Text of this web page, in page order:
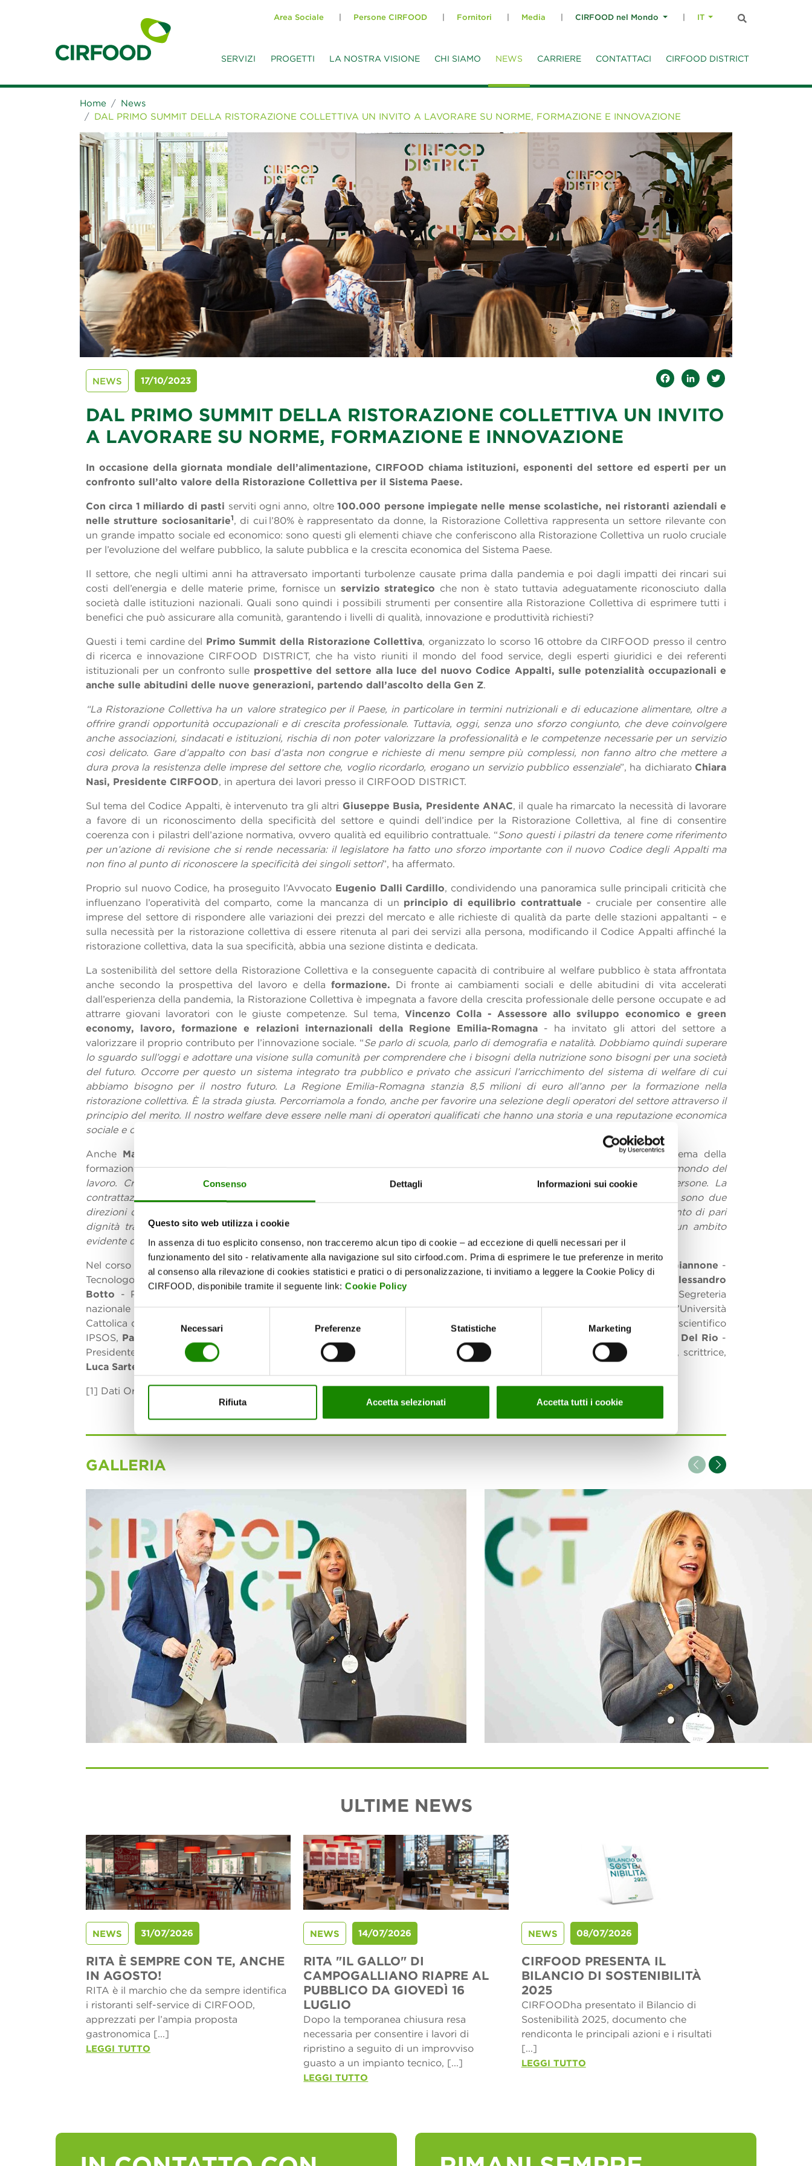
Consenso Dettagli Informazioni sui cookie
Questo sito web utilizza i cookie
In assenza di tuo esplicito consenso, non tracceremo alcun tipo di cookie – ad eccezione di quelli necessari per il
funzionamento del sito - relativamente alla navigazione sul sito cirfood.com. Prima di esprimere le tue preferenze in merito
al consenso alla rilevazione di cookies statistici e pratici o di personalizzazione, ti invitiamo a leggere la Cookie Policy di
CIRFOOD, disponibile tramite il seguente link: Cookie Policy
del
consenso
Necessari Preferenze Statistiche Marketing
Rifiuta Accetta selezionati Accetta tutti i cookie
Area Sociale Persone CIRFOOD Fornitori Media CIRFOOD nel Mondo IT
SERVIZI PROGETTI LA NOSTRA VISIONE CHI SIAMO NEWS CARRIERE CONTATTACI CIRFOOD DISTRICT
Home
News
DAL PRIMO SUMMIT DELLA RISTORAZIONE COLLETTIVA UN INVITO A LAVORARE SU NORME, FORMAZIONE E INNOVAZIONE
Facebook
LinkedInTwitter
NEWS 17/10/2023
DAL PRIMO SUMMIT DELLA RISTORAZIONE COLLETTIVA UN INVITO
A LAVORARE SU NORME, FORMAZIONE E INNOVAZIONE
In occasione della giornata mondiale dell’alimentazione, CIRFOOD chiama istituzioni, esponenti del settore ed esperti per un
confronto sull’alto valore della Ristorazione Collettiva per il Sistema Paese.
Con circa 1 miliardo di pasti serviti ogni anno, oltre100.000 persone impiegate nelle mense scolastiche, nei ristoranti aziendali e
nelle strutture sociosanitarie1, di cui l’80% è rappresentato da donne, la Ristorazione Collettiva rappresenta un settore rilevante con
un grande impatto sociale ed economico: sono questi gli elementi chiave che conferiscono alla Ristorazione Collettiva un ruolo cruciale
per l’evoluzione del welfare pubblico, la salute pubblica e la crescita economica del Sistema Paese.
Il settore, che negli ultimi anni ha attraversato importanti turbolenze causate prima dalla pandemia e poi dagli impatti dei rincari sui
costi dell’energia e delle materie prime, fornisce un servizio strategico che non è stato tuttavia adeguatamente riconosciuto dalla
società dalle istituzioni nazionali. Quali sono quindi i possibili strumenti per consentire alla Ristorazione Collettiva di esprimere tutti i
benefici che può assicurare alla comunità, garantendo i livelli di qualità, innovazione e produttività richiesti?
Questi i temi cardine del Primo Summit della Ristorazione Collettiva, organizzato lo scorso 16 ottobre da CIRFOOD presso il centro
di ricerca e innovazione CIRFOOD DISTRICT, che ha visto riuniti il mondo del food service, degli esperti giuridici e dei referenti
istituzionali per un confronto sulle prospettive del settore alla luce del nuovo Codice Appalti, sulle potenzialità occupazionali e
anche sulle abitudini delle nuove generazioni, partendo dall’ascolto della Gen Z.
“La Ristorazione Collettiva ha un valore strategico per il Paese, in particolare in termini nutrizionali e di educazione alimentare, oltre a
offrire grandi opportunità occupazionali e di crescita professionale. Tuttavia, oggi, senza uno sforzo congiunto, che deve coinvolgere
anche associazioni, sindacati e istituzioni, rischia di non poter valorizzare la professionalità e le competenze necessarie per un servizio
così delicato. Gare d’appalto con basi d’asta non congrue e richieste di menu sempre più complessi, non fanno altro che mettere a
dura prova la resistenza delle imprese del settore che, voglio ricordarlo, erogano un servizio pubblico essenziale”, ha dichiarato Chiara
Nasi, Presidente CIRFOOD, in apertura dei lavori presso il CIRFOOD DISTRICT.
Sul tema del Codice Appalti, è intervenuto tra gli altri Giuseppe Busia, Presidente ANAC, il quale ha rimarcato la necessità di lavorare
a favore di un riconoscimento della specificità del settore e quindi dell’indice per la Ristorazione Collettiva, al fine di consentire
coerenza con i pilastri dell’azione normativa, ovvero qualità ed equilibrio contrattuale. “Sono questi i pilastri da tenere come riferimento
per un’azione di revisione che si rende necessaria: il legislatore ha fatto uno sforzo importante con il nuovo Codice degli Appalti ma
non fino al punto di riconoscere la specificità dei singoli settori”, ha affermato.
Proprio sul nuovo Codice, ha proseguito l’Avvocato Eugenio Dalli Cardillo, condividendo una panoramica sulle principali criticità che
influenzano l’operatività del comparto, come la mancanza di un principio di equilibrio contrattuale - cruciale per consentire alle
imprese del settore di rispondere alle variazioni dei prezzi del mercato e alle richieste di qualità da parte delle stazioni appaltanti – e
sulla necessità per la ristorazione collettiva di essere ritenuta al pari dei servizi alla persona, modificando il Codice Appalti affinché la
ristorazione collettiva, data la sua specificità, abbia una sezione distinta e dedicata.
La sostenibilità del settore della Ristorazione Collettiva e la conseguente capacità di contribuire al welfare pubblico è stata affrontata
anche secondo la prospettiva del lavoro e della formazione. Di fronte ai cambiamenti sociali e delle abitudini di vita accelerati
dall’esperienza della pandemia, la Ristorazione Collettiva è impegnata a favore della crescita professionale delle persone occupate e ad
attrarre giovani lavoratori con le giuste competenze. Sul tema,Vincenzo Colla - Assessore allo sviluppo economico e green
economy, lavoro, formazione e relazioni internazionali della Regione Emilia-Romagna - ha invitato gli attori del settore a
valorizzare il proprio contributo per l’innovazione sociale. “Se parlo di scuola, parlo di demografia e natalità. Dobbiamo quindi superare
lo sguardo sull’oggi e adottare una visione sulla comunità per comprendere che i bisogni della nutrizione sono bisogni per una società
del futuro. Occorre per questo un sistema integrato tra pubblico e privato che assicuri l’arricchimento del sistema di welfare di cui
abbiamo bisogno per il nostro futuro. La Regione Emilia-Romagna stanzia 8,5 milioni di euro all’anno per la formazione nella
ristorazione collettiva. È la strada giusta. Percorriamola a fondo, anche per favorire una selezione degli operatori del settore attraverso il
principio del merito. Il nostro welfare deve essere nelle mani di operatori qualificati che hanno una storia e una reputazione economica
sociale e contrattuale”.
Anche Maurizio Lupi, Deputato, Presidente dell’intergruppo parlamentare per la sussidiarietà
, è intervenuto sul tema della
formazione richiamando il lavoro svolto in sede parlamentare.“Il Covid ha cambiato le prospettive di tutti e ha cambiato il mondo del
lavoro. Credo che oggi sia necessario consentire alle imprese di valorizzare la risorsa rappresentata dalle proprie persone. La
contrattazione collettiva, per un modello sussidiario, e l’intervento dello Stato per una riforma a favore della formazione sono due
direzioni di intervento necessarie
“Serve una nuova legge che faccia passare come principio il riconoscimento di pari
dignità tra gli investimenti in capitale umano e gli investimenti in macchinari. Il settore della Ristorazione Collettiva è un ambito
evidente di questa necessità”,ha concluso.
Nel corso della giornata, il Summit ha inoltre accolto interventi di numerosi esperti ed esponenti delle istituzioni: Corrado Giannone -
Tecnologo alimentare esperto in ristorazione collettiva, Andrea Laguardia - Direttore Legacoop Produzione e Servizi,
Alessandro
Botto - Professore Facoltà di Giurisprudenza LUISS di Diritto e Regolazione dei Contratti Pubblici,
Segreteria
nazionale Filcams CGIL,Guendalina Graffigna- Professore Ordinario di Psicologia dei consumi e della salute presso l’Università
Cattolica del Sacro Cuore di Piacenza - Portavoce del Comitato Scientifico del CIRFOOD DISTRICT,
Enzo Risso
- Direttore scientifico
IPSOS, Paolo Crepet Innovation & Strategy Director CIRFOOD, Daniele Del Rio -
Presidente Fondazione ONFOODS, Docente Università degli studi di Parma,
Deborah Piovan
- Agricoltrice, divulgatrice, scrittrice,
Luca Sartelli
[1] Dati Oricon – Osservatorio Ristorazione Collettiva e Nutrizione
GALLERIA
ULTIME NEWS
NEWS 31/07/2026
RITA È SEMPRE CON TE, ANCHE
IN AGOSTO!
RITA è il marchio che da sempre identifica
i ristoranti self-service di CIRFOOD,
apprezzati per l’ampia proposta
gastronomica [...]
LEGGI TUTTO
NEWS 14/07/2026
RITA "IL GALLO" DI
CAMPOGALLIANO RIAPRE AL
PUBBLICO DA GIOVEDÌ 16
LUGLIO
Dopo la temporanea chiusura resa
necessaria per consentire i lavori di
ripristino a seguito di un improvviso
guasto a un impianto tecnico, [...]
LEGGI TUTTO
NEWS 08/07/2026
CIRFOOD PRESENTA IL
BILANCIO DI SOSTENIBILITÀ
2025
CIRFOODha presentato il Bilancio di
Sostenibilità 2025, documento che
rendiconta le principali azioni e i risultati
[...]
LEGGI TUTTO